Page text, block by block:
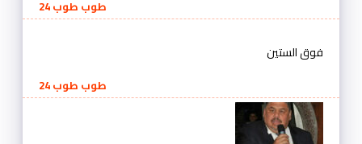
طوب طوب 24
فوق الستين
طوب طوب 24